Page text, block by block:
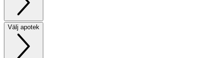
Välj apotek